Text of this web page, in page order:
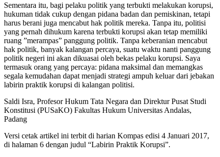
Sementara itu, bagi pelaku politik yang terbukti melakukan korupsi,
hukuman tidak cukup dengan pidana badan dan pemiskinan, tetapi
harus berani juga mencabut hak politik mereka. Tanpa itu, politisi
yang pernah dihukum karena terbukti korupsi akan tetap memiliki
ruang ”merampas” panggung politik. Tanpa keberanian mencabut
hak politik, banyak kalangan percaya, suatu waktu nanti panggung
politik negeri ini akan dikuasai oleh bekas pelaku korupsi. Saya
termasuk orang yang percaya: pidana maksimal dan memangkas
segala kemudahan dapat menjadi strategi ampuh keluar dari jebakan
labirin praktik korupsi di kalangan politisi.
Saldi Isra, Profesor Hukum Tata Negara dan Direktur Pusat Studi
Konstitusi (PUSaKO) Fakultas Hukum Universitas Andalas,
Padang
Versi cetak artikel ini terbit di harian Kompas edisi 4 Januari 2017,
di halaman 6 dengan judul “Labirin Praktik Korupsi”.